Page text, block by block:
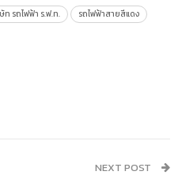
โยงการเดินทางระบบขนส่ง
พร้อมกำชับให้ทุกหน่วยงานส่ง
นโอกาสวันขึ้นปีใหม่ด้วย
ท รถไฟฟ้า ร.ฟ.ท. รถไฟฟ้าสายสีแดง
NEXT POST